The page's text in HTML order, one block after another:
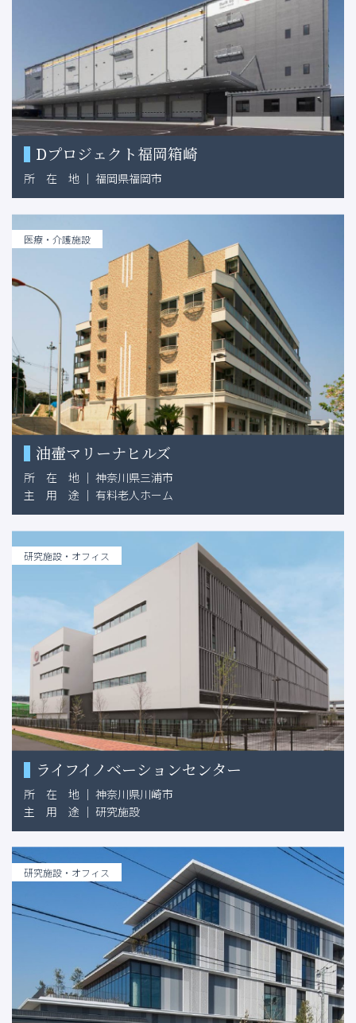
Dプロジェクト福岡箱崎
所 在 地 ｜ 福岡県福岡市
医療・介護施設
油壷マリーナヒルズ
所 在 地 ｜ 神奈川県三浦市
主
用 途 ｜ 有料老人ホーム
研究施設・オフィス
ライフイノベーションセンター
所 在 地 ｜ 神奈川県川崎市
主
用 途 ｜ 研究施設
研究施設・オフィス